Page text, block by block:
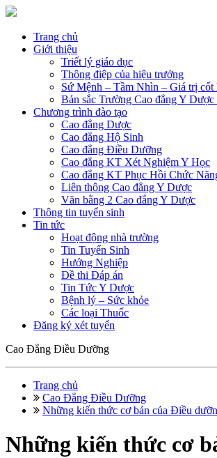
Trang chủ
Giới thiệu
Triết lý giáo dục
Thông điệp của hiệu trưởng
Sứ Mệnh – Tầm Nhìn – Giá trị cốt
Bản sắc Trường Cao đẳng Y Dược
Chương trình đào tạo
Cao đẳng Dược
Cao đẳng Hộ Sinh
Cao đẳng Điều Dưỡng
Cao đẳng KT Xét Nghiệm Y Học
Cao đẳng KT Phục Hồi Chức
Liên thông Cao đẳng Y Dược
Văn bằng 2 Cao đẳng Y Dược
Thông tin tuyển sinh
Tin tức
Hoạt động nhà trường
Tin Tuyển Sinh
Hướng Nghiệp
Đề thi Đáp án
Tin Tức Y Dược
Bệnh lý – Sức khỏe
Các loại Thuốc
Đăng ký xét tuyển
Cao Đẳng Điều Dưỡng
Trang chủ
Cao Đẳng Điều Dưỡng
Những kiến thức cơ bản của Điều
Những kiến thức cơ